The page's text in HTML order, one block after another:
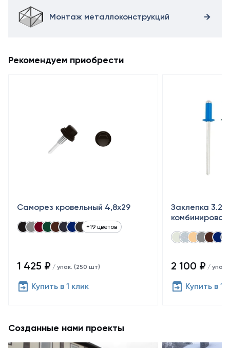
Монтаж металлоконструкций
Рекомендуем приобрести
Саморез кровельный 4,8x29
+19 цветов
1 425 ₽ / упак. (250 шт)
Купить в 1 клик
Заклепка
2 100 ₽ / упак.
Купить в 1
Созданные нами проекты